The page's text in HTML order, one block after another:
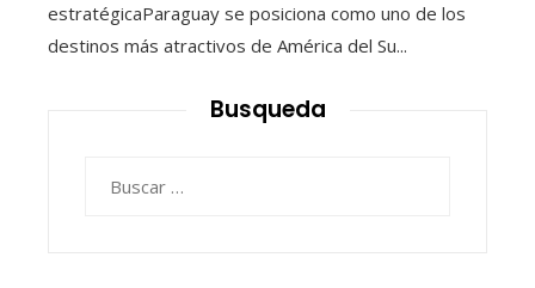
estratégicaParaguay se posiciona como uno de los
destinos más atractivos de América del Su...
Busqueda